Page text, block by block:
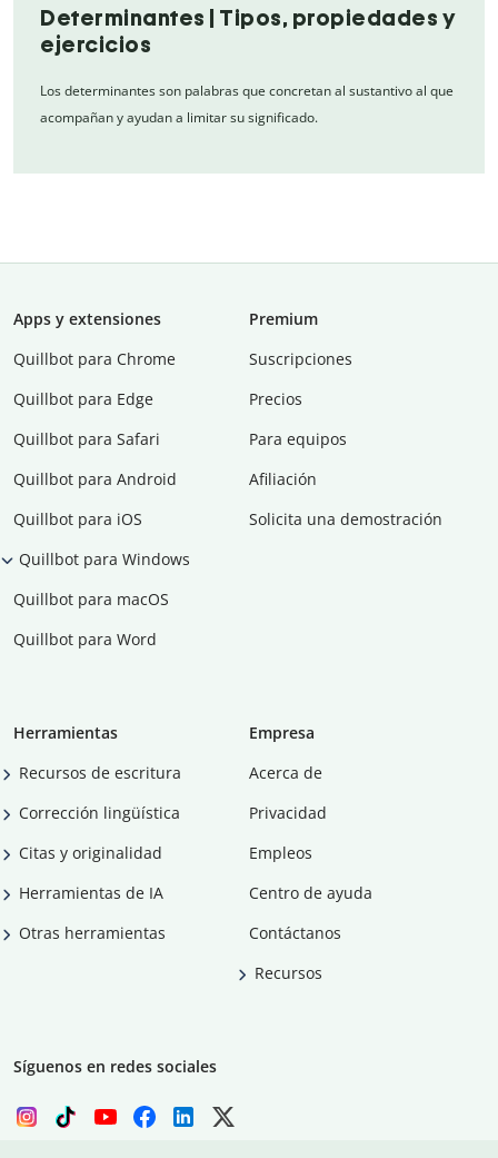
Determinantes | Tipos, propiedades y
ejercicios
Los determinantes son palabras que concretan al sustantivo al que
acompañan y ayudan a limitar su significado.
Apps y extensiones
Quillbot para Chrome
Quillbot para Edge
Quillbot para Safari
Quillbot para Android
Quillbot para iOS
Quillbot para Windows
Quillbot para macOS
Quillbot para Word
Premium
Suscripciones
Precios
Para equipos
Afiliación
Solicita una demostración
Herramientas
Recursos de escritura
Corrección lingüística
Citas y originalidad
Herramientas de IA
Otras herramientas
Empresa
Acerca de
Privacidad
Empleos
Centro de ayuda
Contáctanos
Recursos
Síguenos en redes sociales